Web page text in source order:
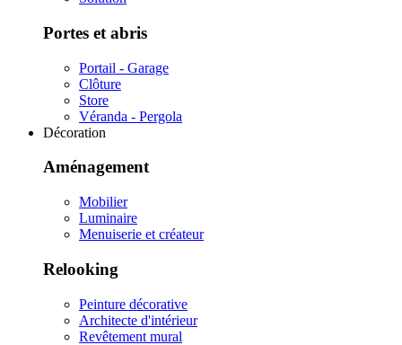
Portes et abris
Portail - Garage
Clôture
Store
Véranda - Pergola
Décoration
Aménagement
Mobilier
Luminaire
Menuiserie et créateur
Relooking
Peinture décorative
Architecte d'intérieur
Revêtement mural